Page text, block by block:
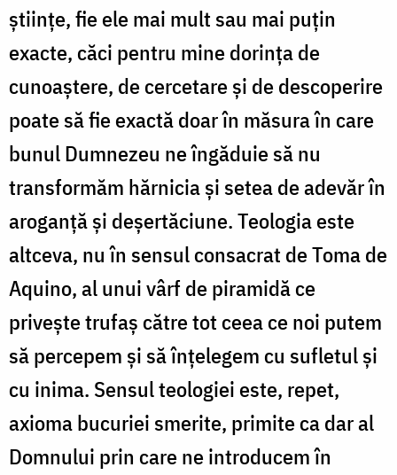
științe, fie ele mai mult sau mai puțin
exacte, căci pentru mine dorința de
cunoaștere, de cercetare și de descoperire
poate să fie exactă doar în măsura în care
bunul Dumnezeu ne îngăduie să nu
transformăm hărnicia și setea de adevăr în
aroganță și deșertăciune. Teologia este
altceva, nu în sensul consacrat de Toma de
Aquino, al unui vârf de piramidă ce
privește trufaș către tot ceea ce noi putem
să percepem și să înțelegem cu sufletul și
cu inima. Sensul teologiei este, repet,
axioma bucuriei smerite, primite ca dar al
Domnului prin care ne introducem în